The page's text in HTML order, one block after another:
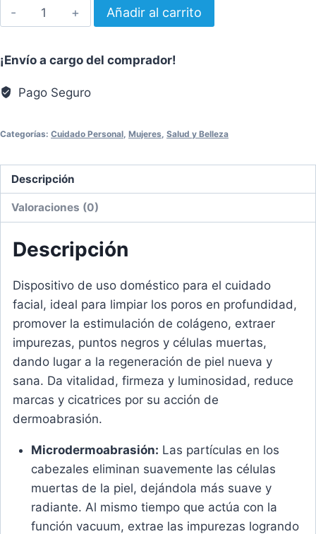
Microdiamond
cantidad
Añadir al carrito
¡Envío a cargo del comprador!
Pago Seguro
Categorías: Cuidado Personal, Mujeres, Salud y Belleza
Descripción
Valoraciones (0)
Descripción
Dispositivo de uso doméstico para el cuidado
facial, ideal para limpiar los poros en profundidad,
promover la estimulación de colágeno, extraer
impurezas, puntos negros y células muertas,
dando lugar a la regeneración de piel nueva y
sana. Da vitalidad, firmeza y luminosidad, reduce
marcas y cicatrices por su acción de
dermoabrasión.
Microdermoabrasión: Las partículas en los
cabezales eliminan suavemente las células
muertas de la piel, dejándola más suave y
radiante. Al mismo tiempo que actúa con la
función vacuum, extrae las impurezas logrando